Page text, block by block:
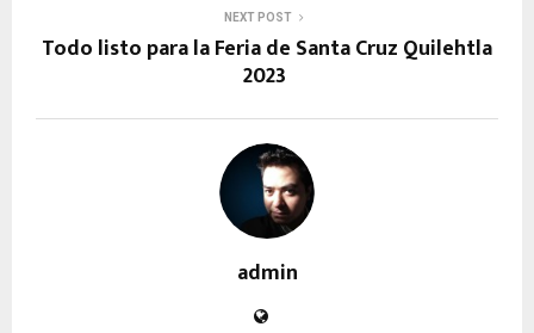
NEXT POST
Todo listo para la Feria de Santa Cruz Quilehtla
2023
admin